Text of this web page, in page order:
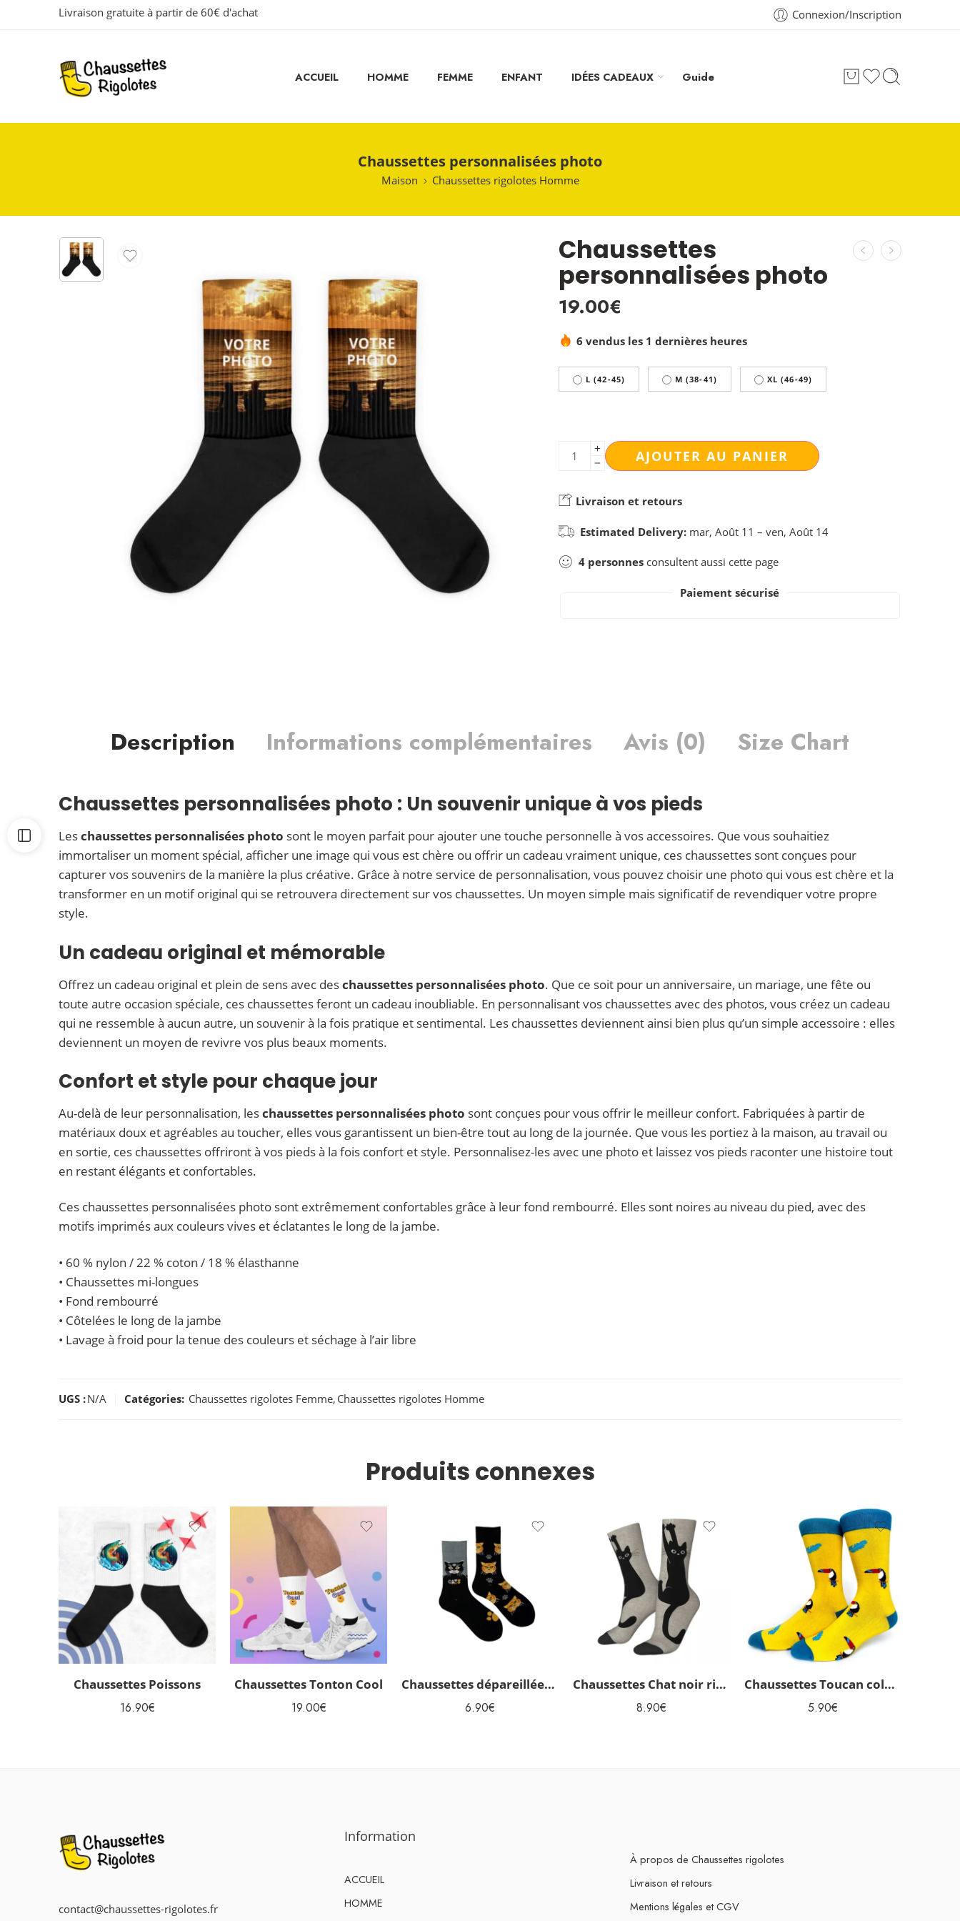
Livraison gratuite à partir de 60€ d'achat Connexion/Inscription
ACCUEIL HOMME FEMME ENFANT IDÉES CADEAUX Guide
Chaussettes personnalisées photo
Maison Chaussettes rigolotes Homme
Chaussettes
personnalisées photo
19.00€
6 vendus les 1 dernières heures
L (42-45) M (38-41) XL (46-49)
AJOUTER AU PANIER
Livraison et retours
Estimated Delivery: mar, Août 11 – ven, Août 14
4 personnes consultent aussi cette page
Paiement sécurisé
Description Informations complémentaires Avis (0) Size Chart
Chaussettes personnalisées photo : Un souvenir unique à vos pieds
Leschaussettes personnalisées photo sont le moyen parfait pour ajouter une touche personnelle à vos accessoires. Que vous souhaitiez
immortaliser un moment spécial, afficher une image qui vous est chère ou offrir un cadeau vraiment unique, ces chaussettes sont conçues pour
capturer vos souvenirs de la manière la plus créative. Grâce à notre service de personnalisation, vous pouvez choisir une photo qui vous est chère et la
transformer en un motif original qui se retrouvera directement sur vos chaussettes. Un moyen simple mais significatif de revendiquer votre propre
style.
Un cadeau original et mémorable
Offrez un cadeau original et plein de sens avec deschaussettes personnalisées photo. Que ce soit pour un anniversaire, un mariage, une fête ou
toute autre occasion spéciale, ces chaussettes feront un cadeau inoubliable. En personnalisant vos chaussettes avec des photos, vous créez un cadeau
qui ne ressemble à aucun autre, un souvenir à la fois pratique et sentimental. Les chaussettes deviennent ainsi bien plus qu’un simple accessoire : elles
deviennent un moyen de revivre vos plus beaux moments.
Confort et style pour chaque jour
Au-delà de leur personnalisation, leschaussettes personnalisées photo sont conçues pour vous offrir le meilleur confort. Fabriquées à partir de
matériaux doux et agréables au toucher, elles vous garantissent un bien-être tout au long de la journée. Que vous les portiez à la maison, au travail ou
en sortie, ces chaussettes offriront à vos pieds à la fois confort et style. Personnalisez-les avec une photo et laissez vos pieds raconter une histoire tout
en restant élégants et confortables.
Ces chaussettes personnalisées photo sont extrêmement confortables grâce à leur fond rembourré. Elles sont noires au niveau du pied, avec des
motifs imprimés aux couleurs vives et éclatantes le long de la jambe.
• 60 % nylon / 22 % coton / 18 % élasthanne
• Chaussettes mi-longues
• Fond rembourré
• Côtelées le long de la jambe
• Lavage à froid pour la tenue des couleurs et séchage à l’air libre
UGS :N/A Catégories: Chaussettes rigolotes Femme, Chaussettes rigolotes Homme
Produits connexes
Chaussettes Poissons
16.90€
Chaussettes Tonton Cool
19.00€
Chaussettes dépareillées Chats
6.90€
Chaussettes Chat noir rigolotes homme
8.90€
Chaussettes Toucan colorées homme
5.90€
contact@chaussettes-rigolotes.fr
Information
ACCUEIL
HOMME
À propos de Chaussettes rigolotes
Livraison et retours
Mentions légales et CGV